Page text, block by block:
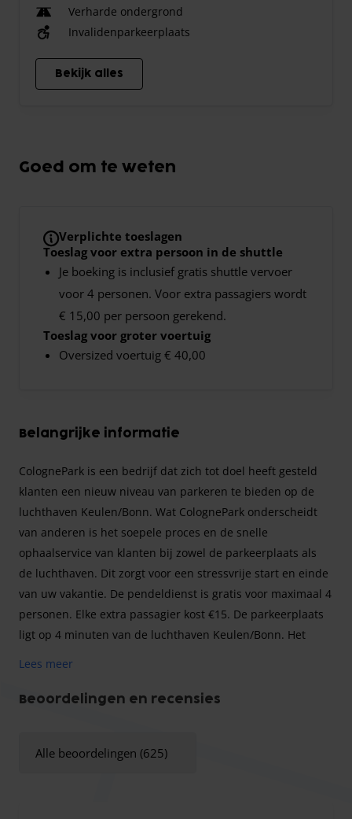
Verharde ondergrond
Invalidenparkeerplaats
Bekijk alles
Goed om te weten
Verplichte toeslagen
Toeslag voor extra persoon in de shuttle
Je boeking is inclusief gratis shuttle vervoer
voor 4 personen. Voor extra passagiers wordt
€ 15,00 per persoon gerekend.
Toeslag voor groter voertuig
Oversized voertuig € 40,00
Belangrijke informatie
ColognePark is een bedrijf dat zich tot doel heeft gesteld
klanten een nieuw niveau van parkeren te bieden op de
luchthaven Keulen/Bonn. Wat ColognePark onderscheidt
van anderen is het soepele proces en de snelle
ophaalservice van klanten bij zowel de parkeerplaats als
de luchthaven. Dit zorgt voor een stressvrije start en einde
van uw vakantie. De pendeldienst is gratis voor maximaal 4
personen. Elke extra passagier kost €15. De parkeerplaats
ligt op 4 minuten van de luchthaven Keulen/Bonn. Het
veiligheid en exclusiviteit bieden voor weinig geld, zodat u
uur per dag, 7 dagen per week welkom op de
Lees meer
Beoordelingen en recensies
Alle beoordelingen (625)